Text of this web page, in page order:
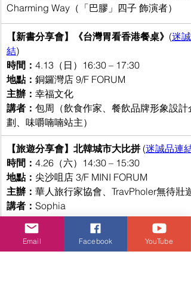
Charming Way（「巴膠」四子 飾演者）
【新書分享會】《台灣胃看香港餐桌》 (迷誠
結)
時間： 4.13（日）16:30 – 17:30
地點： 銅鑼灣店 9/F FORUM
主辦： 幸福文化
講者： 包周（飲食作家、餐飲品牌形象設計企
劃、味嚼喃喃站主）
【旅遊分享會】北韓城市大比拼 (迷誠品連結
時間： 4.26（六）14:30 – 15:30
地點： 尖沙咀店 3/F MINI FORUM
主辦： 華人旅行家協會、TravPholer無待壯遊.
講者： Sophia
【新書分享會】萬般有心人 (迷誠品連結)
Email Facebook YouTube